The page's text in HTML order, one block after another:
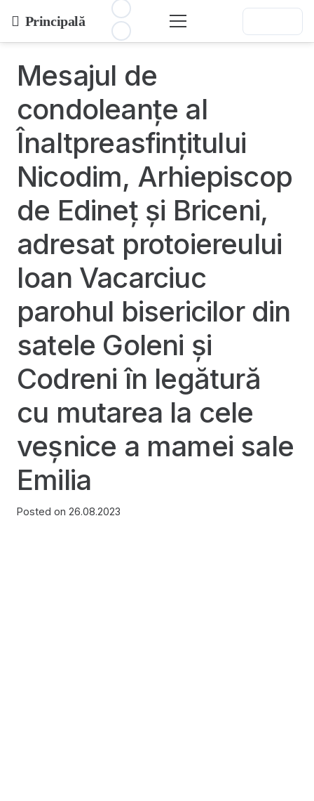
Principală
Mesajul de
condoleanțe al
Înaltpreasfințitului
Nicodim, Arhiepiscop
de Edineț și Briceni,
adresat protoiereului
Ioan Vacarciuc
parohul bisericilor din
satele Goleni și
Codreni în legătură
cu mutarea la cele
veșnice a mamei sale
Emilia
Posted on 26.08.2023